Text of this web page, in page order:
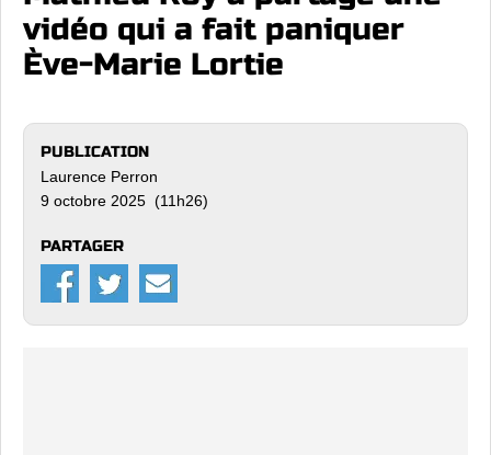
vidéo qui a fait paniquer
Ève-Marie Lortie
PUBLICATION
Laurence Perron
9 octobre 2025 (11h26)
PARTAGER